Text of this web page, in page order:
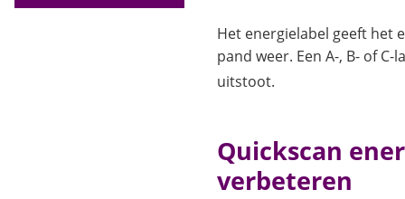
Het energielabel geeft het
pand weer. Een A-, B- of C-
uitstoot.
Quickscan
verbeteren